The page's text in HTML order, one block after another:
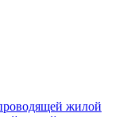
жилой